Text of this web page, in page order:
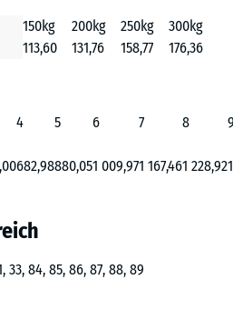
150kg 200kg 250kg
300kg
113,60 131,76 158,77 176,36
4 5 6 7 8
682,98880,051 009,971 167,461 228,92
33, 84, 85, 86, 87, 88, 89